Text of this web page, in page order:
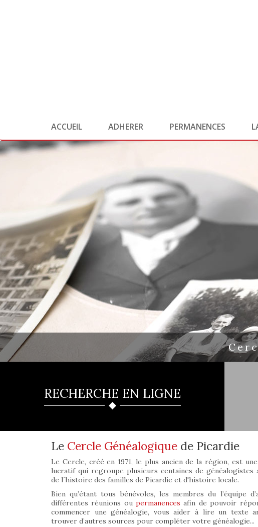
ACCUEIL ADHERER PERMANENCES
RECHERCHE EN LIGNE
Le Cercle Généalogique de Picardie
Le Cercle, créé en 1971, le plus ancien de la région, est
lucratif qui regroupe plusieurs centaines de généalogistes
de l´histoire des familles de Picardie et d'histoire locale.
Bien qu’étant tous bénévoles, les membres du l’équipe
différentes réunions oupermanences afin de pouvoir
commencer une généalogie, vous aider à lire un texte
trouver d’autres sources pour compléter votre généalogie...